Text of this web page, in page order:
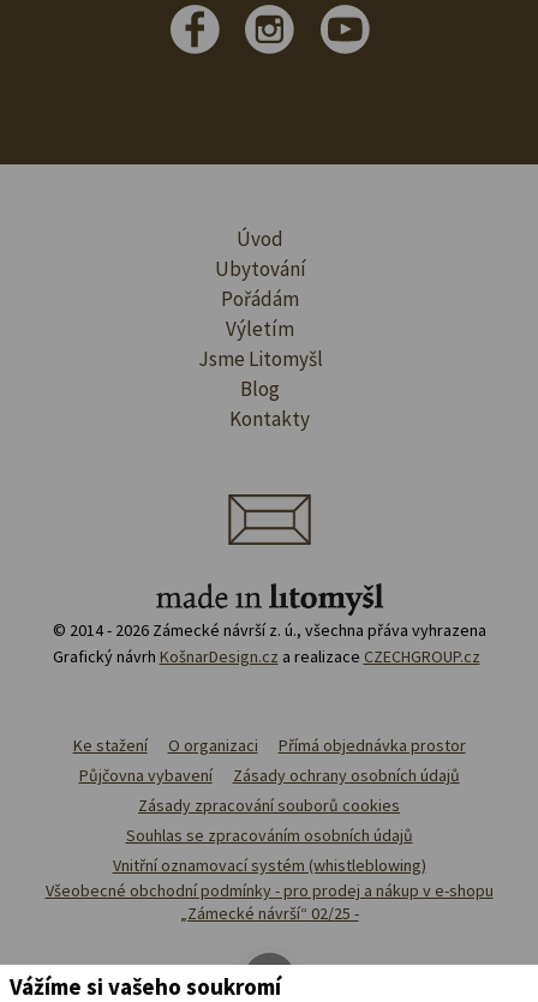
Úvod
Ubytování
Pořádám
Výletím
Jsme Litomyšl
Blog
Kontakty
© 2014 - 2026 Zámecké návrší z. ú., všechna přáva vyhrazena
Grafický návrh KošnarDesign.cz a realizace CZECHGROUP.cz
Ke stažení O organizaci
Přímá objednávka prostor
Půjčovna vybavení
Zásady ochrany osobních údajů
Zásady zpracování souborů cookies
Souhlas se zpracováním osobních údajů
Vnitřní oznamovací systém (whistleblowing)
Všeobecné obchodní podmínky - pro prodej a nákup v e-shopu
„Zámecké návrší“ 02/25 -
Vážíme si vašeho soukromí